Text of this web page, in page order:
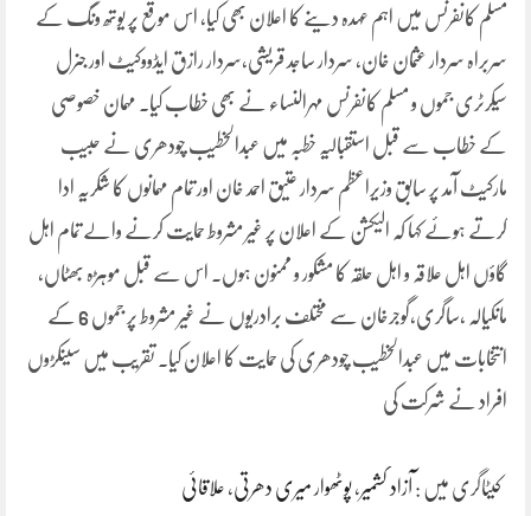
مسلم کانفرنس میں اہم عہدہ دینے کا اعلان بھی کیا، اس موقع پر یوتھ ونگ کے
سربراہ سردار عثمان خان، سردار ساجد قریشی،سردار رازق ایڈووکیٹ اور جنرل
سیکرٹری جموں و مسلم کانفرنس مہرالنساء نے بھی خطاب کیا. مہمان خصوصی
کے خطاب سے قبل استقبالیہ خطبہ میں عبدالخطیب چودھری نے حبیب
مارکیٹ آمد پر سابق وزیراعظم سردار عتیق احمد خان اور تمام مہمانوں کا شکریہ ادا
کرتے ہوئے کہا کہ الیکشن کے اعلان پر غیر مشروط حمایت کرنے والے تمام اہل
گاؤں اہل علاقہ و اہل حلقہ کا مشکور و ممنون ہوں. اس سے قبل موہڑہ بھٹاں،
مانکیالہ ،ساگری،گوجرخان سے مختلف برادریوں نے غیر مشروط پر جموں 6 کے
انتخابات میں عبدالخطیب چودھری کی حمایت کا اعلان کیا. تقریب میں سینکڑوں
افراد نے شرکت کی
کیٹاگری میں : آزاد کشمیر ،پوٹھوار میری دھرتی، علاقائی